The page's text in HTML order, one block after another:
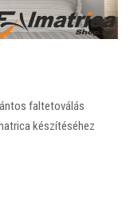
faltetoválás
készítéséhez